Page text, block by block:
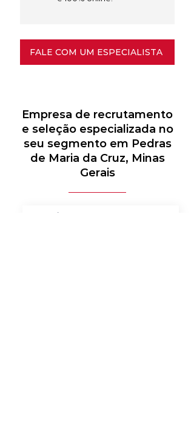
FALE COM UM ESPECIALISTA
Empresa de recrutamento
e seleção especializada no
seu segmento em Pedras
de Maria da Cruz, Minas
Gerais